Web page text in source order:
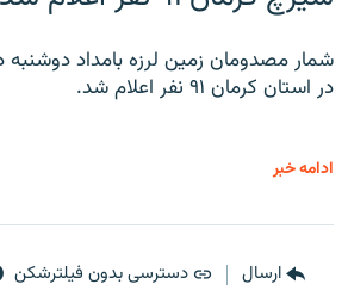
شمار مصدومان زمین لرزه بامداد
در استان کرمان ۹۱ نفر اعلام شد.
ادامه خبر
ارسال دسترسی بدون فیلترشکن